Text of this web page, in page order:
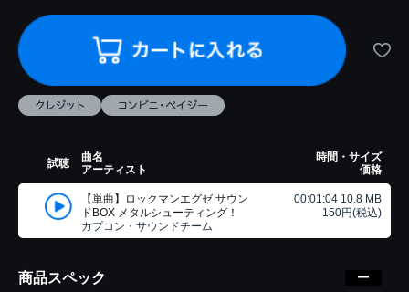
試聴
曲名
アーティスト
時間・サイズ
価格
【単曲】ロックマンエグゼ サウン
ドBOX メタルシューティング！
カプコン・サウンドチーム
00:01:04 10.8 MB
150円(税込)
商品スペック